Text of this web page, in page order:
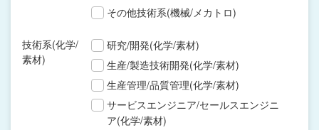
その他技術系(機械/メカトロ)
技術系(化学/
素材)
研究/開発(化学/素材)
生産/製造技術開発(化学/素材)
生産管理/品質管理(化学/素材)
サービスエンジニア/セールスエンジニ
ア(化学/素材)